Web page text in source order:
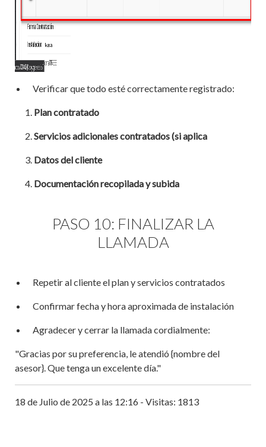
Verificar que todo esté correctamente registrado:
Plan contratado
Servicios adicionales contratados (si aplica
Datos del cliente
Documentación recopilada y subida
PASO 10: FINALIZAR LA
LLAMADA
Repetir al cliente el plan y servicios contratados
Confirmar fecha y hora aproximada de instalación
Agradecer y cerrar la llamada cordialmente:
"Gracias por su preferencia, le atendió {nombre del
asesor}. Que tenga un excelente día."
18 de Julio de 2025 a las 12:16 - Visitas: 1813